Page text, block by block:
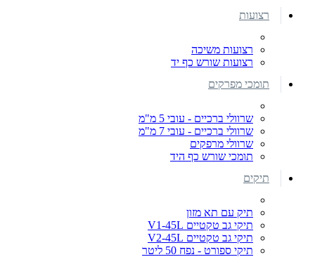
רצועות
רצועות משיכה
רצועות שורש כף יד
תומכי מפרקים
שרוולי ברכיים - עובי 5 מ"מ
שרוולי ברכיים - עובי 7 מ"מ
שרוולי מרפקים
תומכי שורש כף היד
תיקים
תיק עם תא מזון
תיקי גב טקטיים V1-45L
תיקי גב טקטיים V2-45L
תיקי ספורט - נפח 50 ליטר